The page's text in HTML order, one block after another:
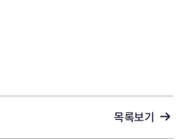
목록보기